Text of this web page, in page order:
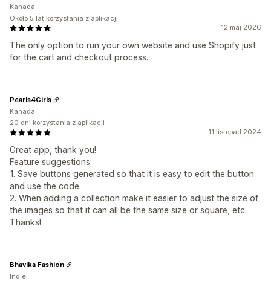
12 maj 2026
The only option to run your own website and use Shopify just
for the cart and checkout process.
Kanada
Około 5 lat korzystania z aplikacji
11 listopad 2024
Great app, thank you!
Feature suggestions:
1. Save buttons generated so that it is easy to edit the button
and use the code.
2. When adding a collection make it easier to adjust the size of
the images so that it can all be the same size or square, etc.
Thanks!
Pearls4Girls
Kanada
20 dni korzystania z aplikacji
Bhavika Fashion
Indie